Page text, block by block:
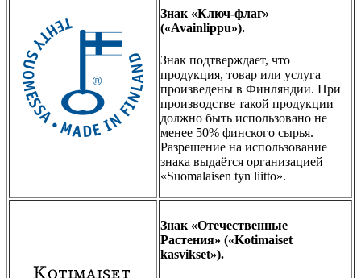
Знак «Ключ-флаг»
(«Avainlippu»).
Знак подтверждает, что
продукция, товар или услуга
произведены в Финляндии. При
производстве такой продукции
должно быть использовано не
менее 50% финского сырья.
Разрешение на использование
знака выдаётся организацией
«Suomalaisen tyn liitto».
Знак «Отечественные
Растения» («Kotimaiset
kasvikset»).